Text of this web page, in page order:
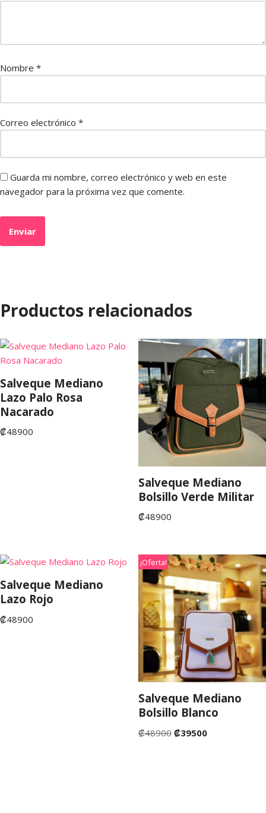
Nombre *
Correo electrónico *
Guarda mi nombre, correo electrónico y web en este
navegador para la próxima vez que comente.
Productos relacionados
Salveque Mediano
Lazo Palo Rosa
Nacarado
₡48900
Salveque Mediano
Bolsillo Verde Militar
₡48900
Salveque Mediano
Lazo Rojo
₡48900
¡Oferta!
Salveque Mediano
Bolsillo Blanco
₡48900 ₡39500